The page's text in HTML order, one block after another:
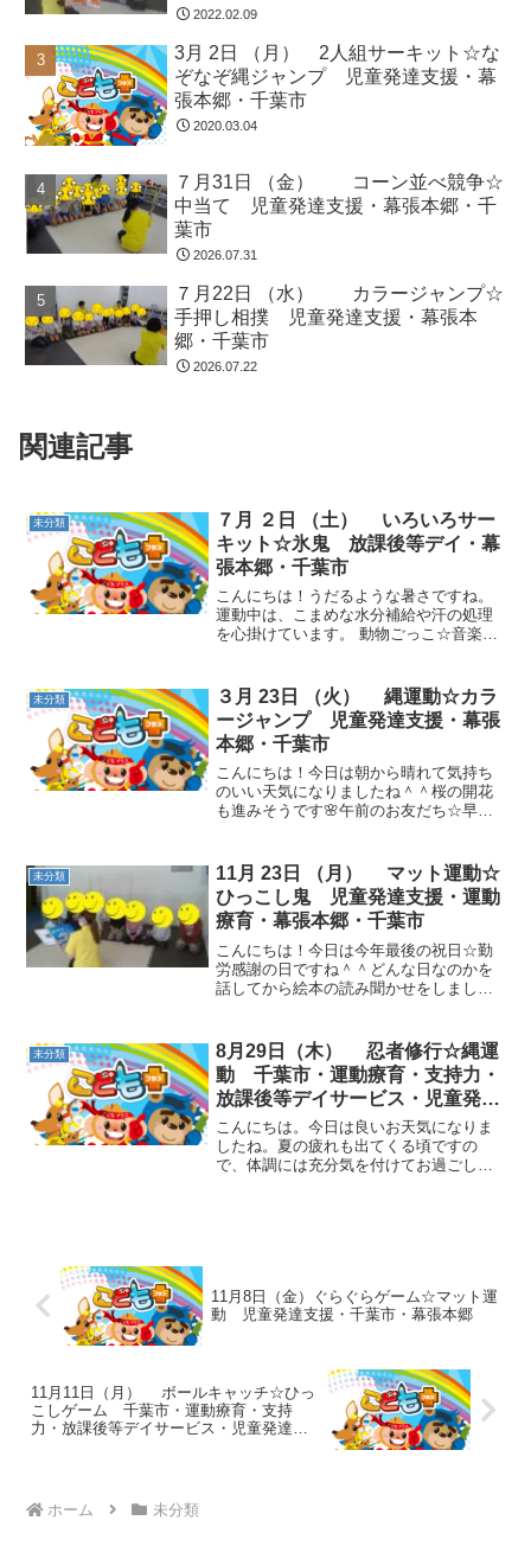
2022.02.09
3月 2日 （月） 2人組サーキット☆な
ぞなぞ縄ジャンプ 児童発達支援・幕
張本郷・千葉市
2020.03.04
７月31日 （金） コーン並べ競争☆
中当て 児童発達支援・幕張本郷・千
葉市
2026.07.31
７月22日 （水） カラージャンプ☆
手押し相撲 児童発達支援・幕張本
郷・千葉市
2026.07.22
関連記事
未分類
７月 ２日 （土） いろいろサー
キット☆氷鬼 放課後等デイ・幕
張本郷・千葉市
こんにちは！うだるような暑さですね。
運動中は、こまめな水分補給や汗の処理
を心掛けています。 動物ごっこ☆音楽が
した。 しっぽ取り☆ いろいろサーキット
☆バランスストーン...
未分類
３月 23日 （火） 縄運動☆カラ
ージャンプ 児童発達支援・幕張
本郷・千葉市
こんにちは！今日は朝から晴れて気持ち
のいい天気になりましたね＾＾桜の開花
も進みそうです🌸午前のお友だち☆早速
た。立ったり、座ったりみんなで仲良く
乗ることができました！フー...
未分類
11月 23日 （月） マット運動☆
ひっこし鬼 児童発達支援・運動
療育・幕張本郷・千葉市
こんにちは！今日は今年最後の祝日☆勤
労感謝の日ですね＾＾どんな日なのかを
話してから絵本の読み聞かせをしまし
集まったり、マットの下に体の一部を隠
しました。みんなでマットを...
未分類
8月29日（木） 忍者修行☆縄運
動 千葉市・運動療育・支持力・
放課後等デイサービス・児童発達
支援
こんにちは。今日は良いお天気になりま
したね。夏の疲れも出てくる頃ですの
で、体調には充分気を付けてお過ごしく
11月8日（金）ぐらぐらゲーム☆マット運
動 児童発達支援・千葉市・幕張本郷
11月11日（月） ボールキャッチ☆ひっ
こしゲーム 千葉市・運動療育・支持
力・放課後等デイサービス・児童発達支
ホーム 未分類